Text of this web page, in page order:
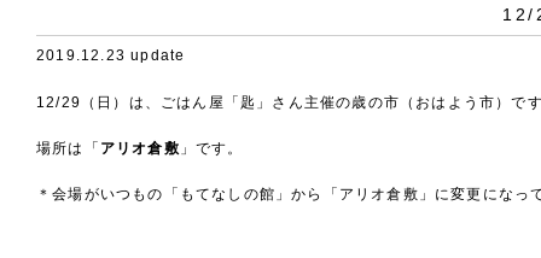
12/
2019.12.23 update
12/29（日）は、ごはん屋「匙」さん主催の歳の市（おはよう市）で
場所は「 アリオ倉敷 」です。
＊会場がいつもの「もてなしの館」から「アリオ倉敷」に変更になっ